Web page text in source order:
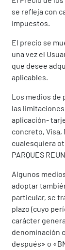
se refleja con
impuestos.
El precio se
una vez el
que desee
aplicables.
Los medios de
las
aplicación-
concreto, Visa,
cualesquiera
PARQUES
Algunos
adoptar
particular, se
plazo (cuyo
carácter
denominación
después» o